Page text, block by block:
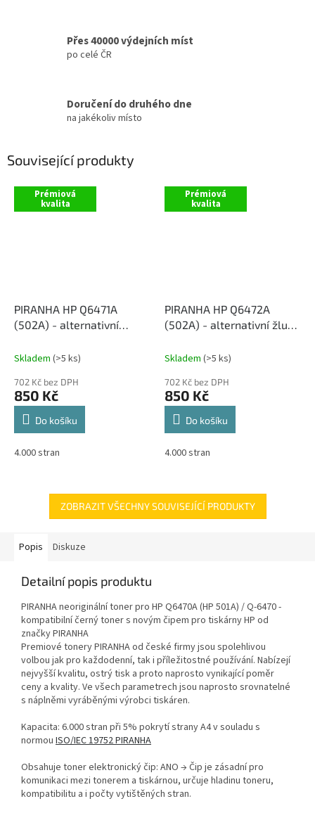
Přes 40000 výdejních míst
po celé ČR
Doručení do druhého dne
na jakékoliv místo
Související produkty
Prémiová
kvalita
PIRANHA HP Q6471A
(502A) - alternativní
Skladem (>5 ks)
702 Kč bez DPH
850 Kč
Do košíku
4.000 stran
Prémiová
kvalita
PIRANHA HP Q6472A
(502A) - alternativní žlutý
Skladem (>5 ks)
702 Kč bez DPH
850 Kč
Do košíku
4.000 stran
ZOBRAZIT VŠECHNY SOUVISEJÍCÍ PRODUKTY
Popis Diskuze
Detailní popis produktu
PIRANHA neoriginální toner pro HP Q6470A (HP 501A) / Q-6470 -
kompatibilní černý toner s novým čipem pro tiskárny HP od
značky PIRANHA
Premiové tonery PIRANHA od české firmy jsou spolehlivou
volbou jak pro každodenní, tak i příležitostné používání. Nabízejí
nejvyšší kvalitu, ostrý tisk a proto naprosto vynikající poměr
ceny a kvality. Ve všech parametrech jsou naprosto srovnatelné
s náplněmi vyráběnými výrobci tiskáren.
Kapacita: 6.000 stran při 5% pokrytí strany A4 v souladu s
normou ISO/IEC 19752 PIRANHA
Obsahuje toner elektronický čip: ANO → Čip je zásadní pro
komunikaci mezi tonerem a tiskárnou, určuje hladinu toneru,
kompatibilitu a i počty vytištěných stran.